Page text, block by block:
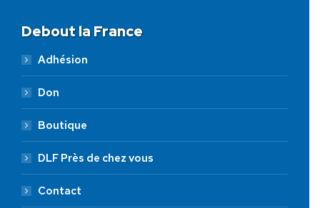
Debout la France
Adhésion
Don
Boutique
DLF Près de chez vous
Contact